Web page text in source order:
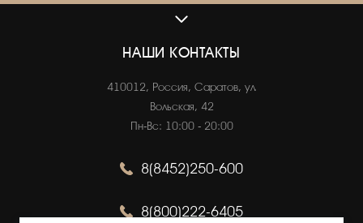
VALLEGIO.RU
О нас
Вакансии
ОНЛАЙН ПОКУПКИ
Оплата
НАШИ КОНТАКТЫ
410012, Россия, Саратов, ул.
Вольская, 42
Пн-Вс: 10:00 - 20:00
8(8452)250-600
8(800)222-6405